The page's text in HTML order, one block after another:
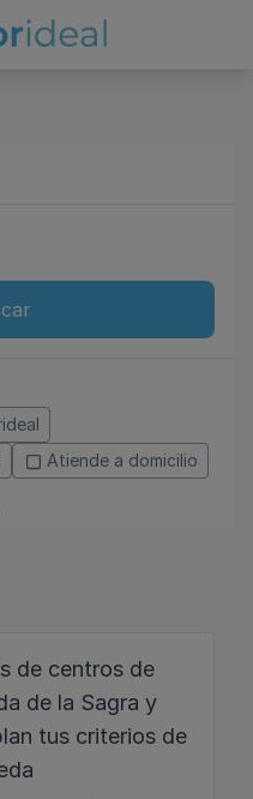
Atiende a domicilio
de centros de
de la Sagra y
tus criterios de